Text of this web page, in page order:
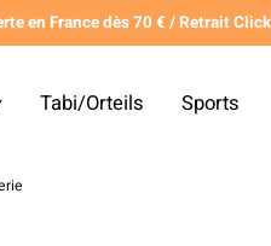
en France dès 70 € / Retrait
Tabi/Orteils Sports